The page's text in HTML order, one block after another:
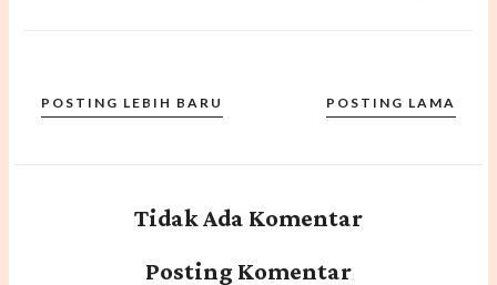
POSTING LEBIH BARU POSTING LAMA
Tidak Ada Komentar
Posting Komentar